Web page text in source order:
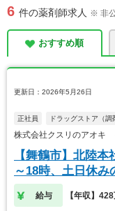
6 件の薬剤師求人 ※ 非
おすすめ順
更新日：2026年5月26日
正社員 ドラッグストア（調
株式会社クスリのアオキ
【舞鶴市】北陸
～18時、土日休み
給与 【年収】